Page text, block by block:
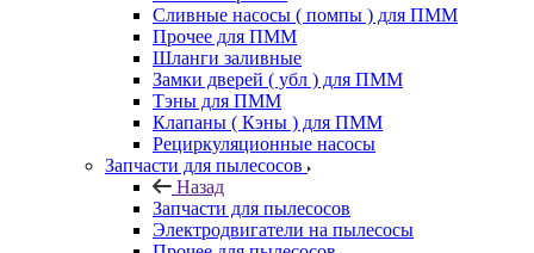
Сливные насосы ( помпы ) для ПММ
Прочее для ПММ
Шланги заливные
Замки дверей ( убл ) для ПММ
Тэны для ПММ
Клапаны ( Кэны ) для ПММ
Рециркуляционные насосы
Запчасти для пылесосов
Назад
Запчасти для пылесосов
Электродвигатели на пылесосы